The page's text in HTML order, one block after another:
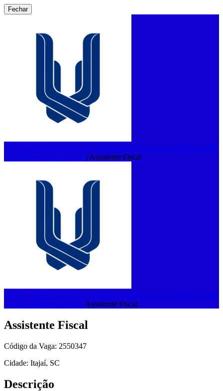
Fechar
Usivic - Fabricante de peças de alta qualidade para equipamentos de
movimentação de cargas! | Assistente Fiscal
Usivic - Fabricante de peças de alta qualidade para equipamentos de
movimentação de cargas! Assistente Fiscal
Assistente Fiscal
Código da Vaga: 2550347
Cidade: Itajaí, SC
Descrição